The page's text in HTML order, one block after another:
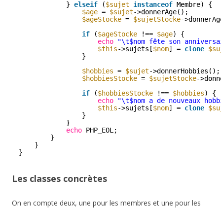
} elseif ($sujet instanceof Membre) {
$age = $sujet->donnerAge();
$ageStocke = $sujetStocke-
if
($ageStocke !== $age) {
echo
"\t$nom fête son
$this->sujets[$nom] = clone
}
$hobbies = $sujet->donnerHobbies();
$hobbiesStocke = $sujetStocke-
if
($hobbiesStocke !== $hobbies) {
echo
"\t$nom a de nouveaux
$this->sujets[$nom] = clone
}
}
echo PHP_EOL;
}
}
}
Les classes concrètes
On en compte deux, une pour les membres et une pour les